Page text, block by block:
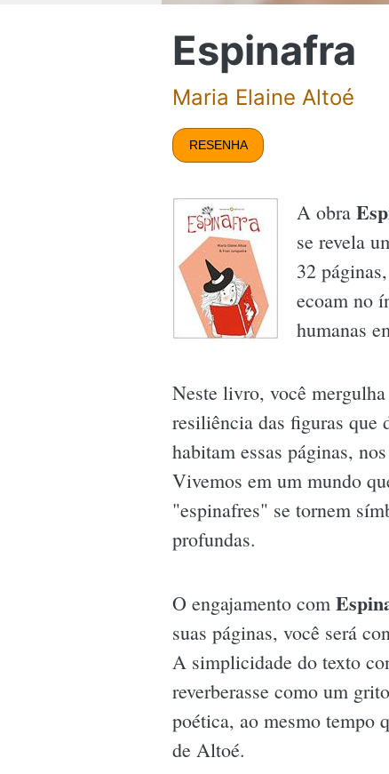
Espinafra
Maria Elaine Altoé
RESENHA
A obra
se revela
32
ecoam no
humanas
Neste livro, você
resiliência das figuras que
habitam essas páginas,
Vivemos em um mundo
"espinafres" se tornem
profundas.
O engajamento com
suas páginas, você será
A simplicidade do texto
reverberasse como um
poética, ao mesmo tempo
de Altoé.